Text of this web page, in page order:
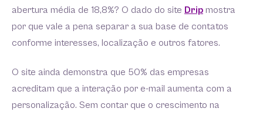
abertura média de 18,8%? O dado do site Drip mostra
por que vale a pena separar a sua base de contatos
conforme interesses, localização e outros fatores.
O site ainda demonstra que 50% das empresas
acreditam que a interação por e-mail aumenta com a
personalização. Sem contar que o crescimento na